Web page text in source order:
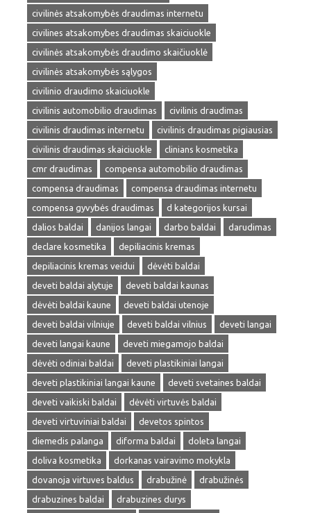
civilinės atsakomybės draudimas internetu
civilines atsakomybes draudimas skaiciuokle
civilinės atsakomybės draudimo skaičiuoklė
civilinės atsakomybės sąlygos
civilinio draudimo skaiciuokle
civilinis automobilio draudimas
civilinis draudimas
civilinis draudimas internetu
civilinis draudimas pigiausias
civilinis draudimas skaiciuokle
clinians kosmetika
cmr draudimas
compensa automobilio draudimas
compensa draudimas
compensa draudimas internetu
compensa gyvybės draudimas
d kategorijos kursai
dalios baldai
danijos langai darbo baldai
darudimas
declare kosmetika
depiliacinis kremas
depiliacinis kremas veidui
dėvėti baldai
deveti baldai alytuje
deveti baldai kaunas
dėvėti baldai kaune
deveti baldai utenoje
deveti baldai vilniuje
deveti baldai vilnius
deveti langai
deveti langai kaune
deveti miegamojo baldai
dėvėti odiniai baldai
deveti plastikiniai langai
deveti plastikiniai langai kaune
deveti svetaines baldai
deveti vaikiski baldai
dėvėti virtuvės baldai
deveti virtuviniai baldai
devetos spintos
diemedis palanga
diforma baldai
doleta langai
doliva kosmetika
dorkanas vairavimo mokykla
dovanoja virtuves baldus
drabužinė
drabužinės
drabuzines baldai
drabuzines durys